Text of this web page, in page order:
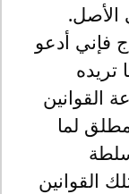
الأصل.
فإني أدعو
القوانين
لما
القوانين